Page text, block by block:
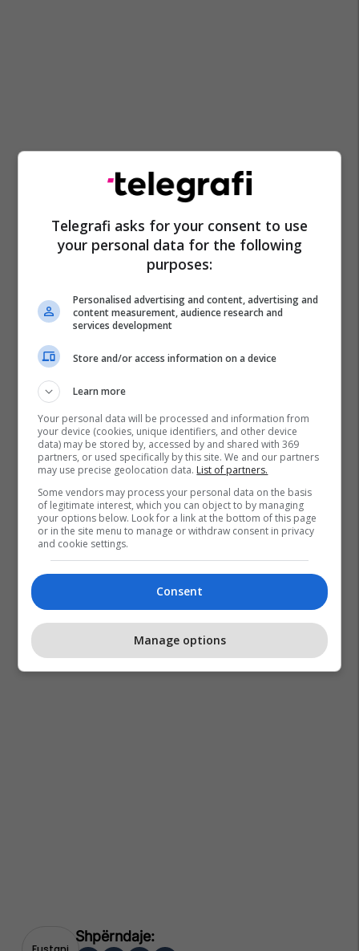
Telegrafi asks for your consent to use
your personal data for the following
purposes:
Personalised advertising and content, advertising and
content measurement, audience research and
services development
Store and/or access information on a device
Learn more
Your personal data will be processed and information from
your device (cookies, unique identifiers, and other device
data) may be stored by, accessed by and shared with 369
partners, or used specifically by this site. We and our partners
may use precise geolocation data. List of partners.
Some vendors may process your personal data on the basis
of legitimate interest, which you can object to by managing
your options below. Look for a link at the bottom of this page
or in the site menu to manage or withdraw consent in privacy
and cookie settings.
Consent
Manage options